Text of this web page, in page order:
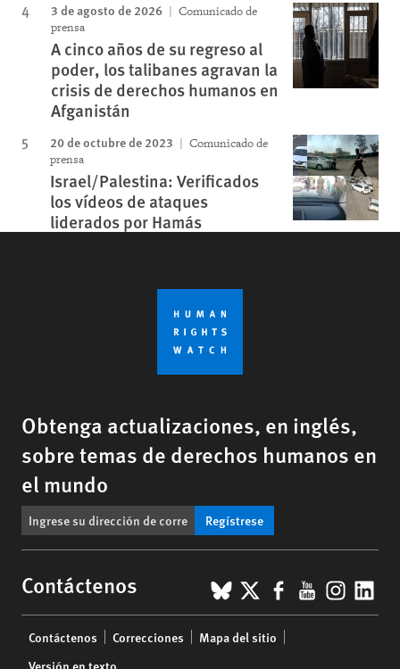
3 de agosto de 2026
Comunicado de
prensa
A cinco años de su regreso al
poder, los talibanes agravan la
crisis de derechos humanos en
Afganistán
20 de octubre de 2023
Comunicado de
prensa
Israel/Palestina: Verificados
los vídeos de ataques
liderados por Hamás
Obtenga actualizaciones, en inglés,
sobre temas de derechos humanos en
el mundo
Regístrese
Contáctenos BlueSky
X Facebook
YouTube
menu
Contáctenos Correcciones
Mapa del sitio